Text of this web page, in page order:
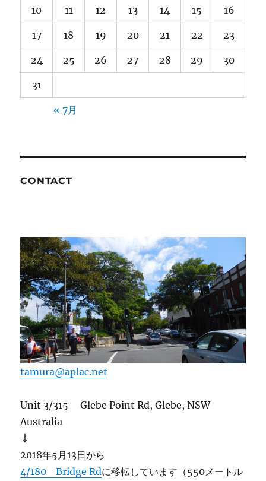
10 11 12 13 14 15 16
17 18 19 20 21 22 23
24 25 26 27 28 29 30
31
« 7月
CONTACT
tamura@aplac.net
Unit 3/315 Glebe Point Rd, Glebe, NSW
Australia
↓
2018年5月13日から
4/180 Bridge Rdに移転しています（550メートル